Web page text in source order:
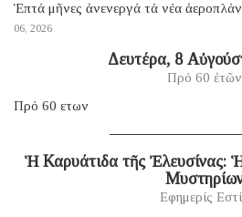
Ἑπτά μῆνες ἀνενεργά τά νέα
06, 2026
Δευτέρα, 8
Πρό 60 ἐτῶν
Πρό 60 ετων
Ἡ Καρυάτιδα τῆς Ἐλευσίνας:
Εφημερίς